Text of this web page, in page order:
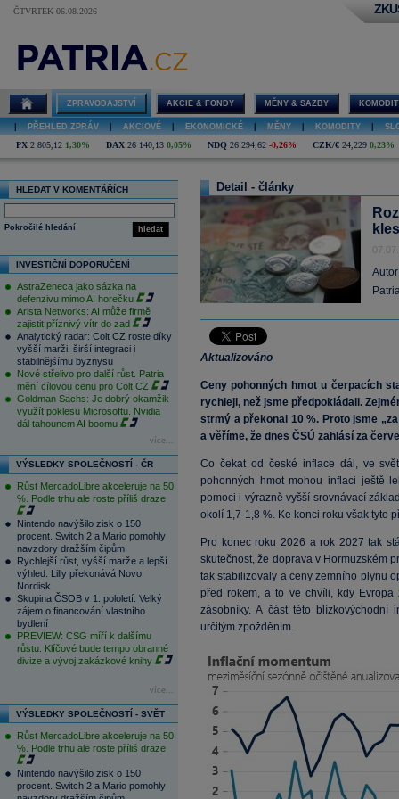
ČTVRTEK 06.08.2026
ZPRAVODAJSTVÍ AKCIE & FONDY MĚNY & SAZBY
PŘEHLED ZPRÁV AKCIOVÉ EKONOMICKÉ MĚNY KOMODITY
PX 2 805,12 1,30% DAX 26 140,13 0,05% NDQ 26 294,62 -0,26% CZK/€ 24,229 0,23%
HLEDAT V KOMENTÁŘÍCH
hledat
Pokročilé hledání
INVESTIČNÍ DOPORUČENÍ
AstraZeneca jako sázka na
defenzivu mimo AI horečku
Arista Networks: AI může firmě
zajistit příznivý vítr do zad
Analytický radar: Colt CZ roste díky
vyšší marži, širší integraci i
stabilnějšímu byznysu
Nové střelivo pro další růst. Patria
mění cílovou cenu pro Colt CZ
Goldman Sachs: Je dobrý okamžik
využít poklesu Microsoftu. Nvidia
dál tahounem AI boomu
více...
VÝSLEDKY SPOLEČNOSTÍ - ČR
Růst MercadoLibre akceleruje na 50
%. Podle trhu ale roste příliš draze
Nintendo navýšilo zisk o 150
procent. Switch 2 a Mario pomohly
navzdory dražším čipům
Rychlejší růst, vyšší marže a lepší
výhled. Lilly překonává Novo
Nordisk
Skupina ČSOB v 1. pololetí: Velký
zájem o financování vlastního
bydlení
PREVIEW: CSG míří k dalšímu
růstu. Klíčové bude tempo obranné
divize a vývoj zakázkové knihy
více...
VÝSLEDKY SPOLEČNOSTÍ - SVĚT
Růst MercadoLibre akceleruje na 50
%. Podle trhu ale roste příliš draze
Nintendo navýšilo zisk o 150
procent. Switch 2 a Mario pomohly
Detail - články
Aktualizováno
Ceny pohonných hmot u čerpacích
rychleji, než jsme předpokládali.
strmý a překonal 10 %. Proto jsme
a věříme, že dnes ČSÚ zahlásí za
Co čekat od české inflace dál, ve
pohonných hmot mohou inflaci ještě
pomoci i výrazně vyšší srovnávací
okolí 1,7-1,8 %. Ke konci roku však tyto
Pro konec roku 2026 a rok 2027 tak
skutečnost, že doprava v Hormuzském
tak stabilizovaly a ceny zemního plynu
před rokem, a to ve chvíli, kdy Evropa
zásobníky. A část této
určitým zpožděním.